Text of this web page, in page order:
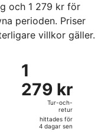
och 1 279 kr för
perioden. Priser
villkor gäller.
1
279 kr
Tur-
retur,
hittades
1
279 kr
Tur-och-
retur
hittades för
4 dagar sen